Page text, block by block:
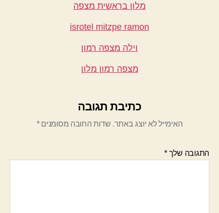
מלון בראשית מצפה
isrotel mitzpe ramon
וילה מצפה רמון
מצפה רמון מלון
כתיבת תגובה
האימייל לא יוצג באתר. שדות החובה מסומנים*
התגובה שלך*